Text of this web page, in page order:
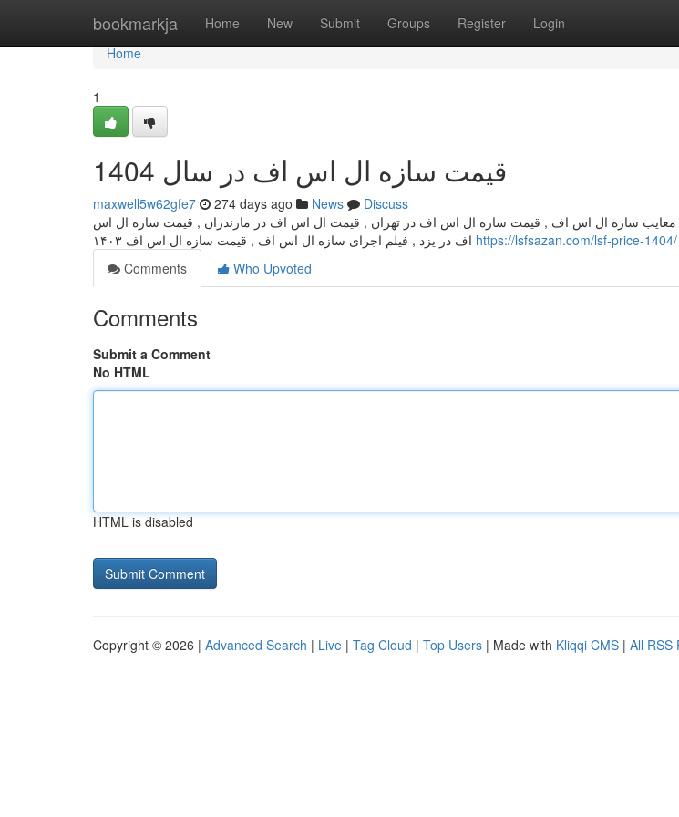
bookmarkja Home New Submit Groups Register Login
Home
Home
1
قیمت سازه ال اس اف در سال 1404
maxwell5w62gfe7 274 days ago News
Discuss
سازه ال اس اف , قیمت سازه ال اس اف در تهران , قیمت ال اس اف در مازندران , قیمت سازه ال اس
https://lsfsazan.com/lsf-price-1404/
Comments
Who Upvoted
Comments
Submit a Comment
No HTML
HTML is disabled
Copyright © 2026 | Advanced Search | Live | Tag Cloud | Top Users | Made with Kliqqi CMS | All RSS